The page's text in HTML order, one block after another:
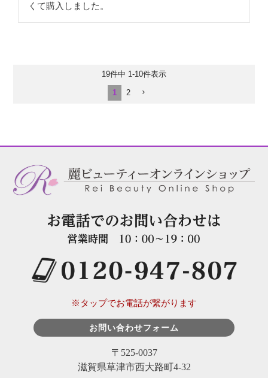
くて購入しました。
19件中 1-10件表示
1 2
※タップでお電話が繋がります
お問い合わせフォーム
〒525-0037
滋賀県草津市西大路町4-32